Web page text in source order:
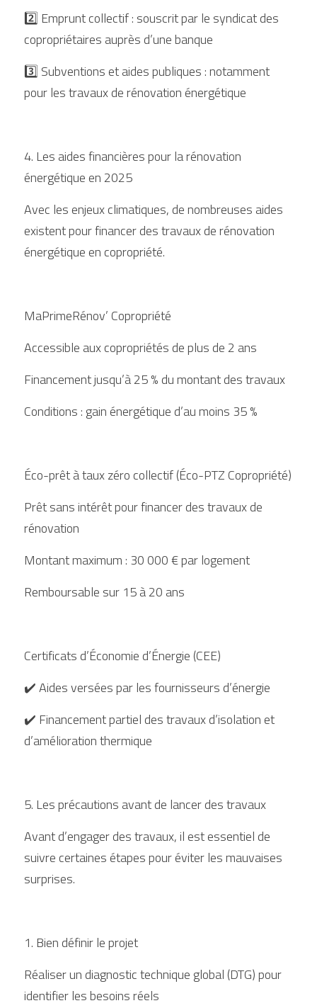
2️⃣ Emprunt collectif : souscrit par le syndicat des
copropriétaires auprès d’une banque
3️⃣ Subventions et aides publiques : notamment
pour les travaux de rénovation énergétique
4. Les aides financières pour la rénovation
énergétique en 2025
Avec les enjeux climatiques, de nombreuses aides
existent pour financer des travaux de rénovation
énergétique en copropriété.
MaPrimeRénov’ Copropriété
Accessible aux copropriétés de plus de 2 ans
Financement jusqu’à 25 % du montant des travaux
Conditions : gain énergétique d’au moins 35 %
Éco-prêt à taux zéro collectif (Éco-PTZ Copropriété)
Prêt sans intérêt pour financer des travaux de
rénovation
Montant maximum : 30 000 € par logement
Remboursable sur 15 à 20 ans
Certificats d’Économie d’Énergie (CEE)
✔️ Aides versées par les fournisseurs d’énergie
✔️ Financement partiel des travaux d’isolation et
d’amélioration thermique
5. Les précautions avant de lancer des travaux
Avant d’engager des travaux, il est essentiel de
suivre certaines étapes pour éviter les mauvaises
surprises.
1. Bien définir le projet
Réaliser un diagnostic technique global (DTG) pour
identifier les besoins réels